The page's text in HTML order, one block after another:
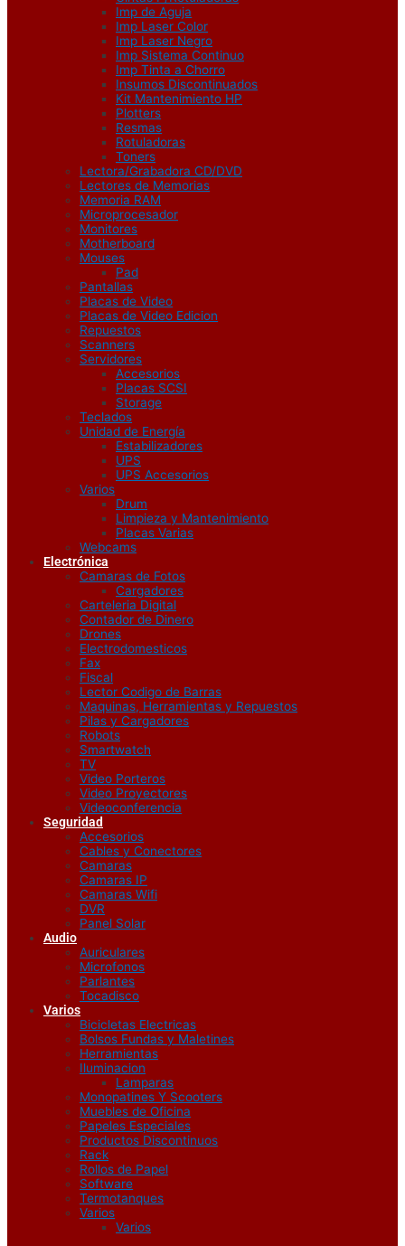
Imp de Aguja
Imp Laser Color
Imp Laser Negro
Imp Sistema Continuo
Imp Tinta a Chorro
Insumos Discontinuados
Kit Mantenimiento HP
Plotters
Resmas
Rotuladoras
Toners
Lectora/Grabadora CD/DVD
Lectores de Memorias
Memoria RAM
Microprocesador
Monitores
Motherboard
Mouses
Pad
Pantallas
Placas de Video
Placas de Video Edicion
Repuestos
Scanners
Servidores
Accesorios
Placas SCSI
Storage
Teclados
Unidad de Energía
Estabilizadores
UPS
UPS Accesorios
Varios
Drum
Limpieza y Mantenimiento
Placas Varias
Webcams
Electrónica
Camaras de Fotos
Cargadores
Carteleria Digital
Contador de Dinero
Drones
Electrodomesticos
Fax
Fiscal
Lector Codigo de Barras
Maquinas, Herramientas y Repuestos
Pilas y Cargadores
Robots
Smartwatch
TV
Video Porteros
Video Proyectores
Videoconferencia
Seguridad
Accesorios
Cables y Conectores
Camaras
Camaras IP
Camaras Wifi
DVR
Panel Solar
Audio
Auriculares
Microfonos
Parlantes
Tocadisco
Varios
Bicicletas Electricas
Bolsos Fundas y Maletines
Herramientas
Iluminacion
Lamparas
Monopatines Y Scooters
Muebles de Oficina
Papeles Especiales
Productos Discontinuos
Rack
Rollos de Papel
Software
Termotanques
Varios
Varios